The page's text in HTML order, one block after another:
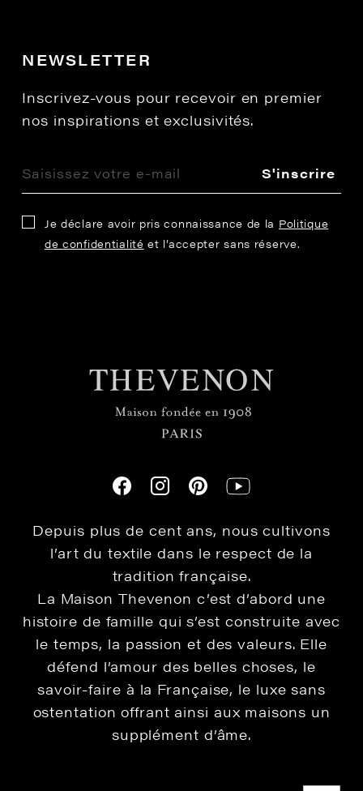
NEWSLETTER
Inscrivez-vous pour recevoir en premier
nos inspirations et exclusivités.
S'inscrire
Je déclare avoir pris connaissance de la Politique
de confidentialité et l’accepter sans réserve.
Depuis plus de cent ans, nous cultivons
l’art du textile dans le respect de la
tradition française.
La Maison Thevenon c’est d’abord une
histoire de famille qui s’est construite avec
le temps, la passion et des valeurs. Elle
défend l’amour des belles choses, le
savoir-faire à la Française, le luxe sans
ostentation offrant ainsi aux maisons un
supplément d’âme.